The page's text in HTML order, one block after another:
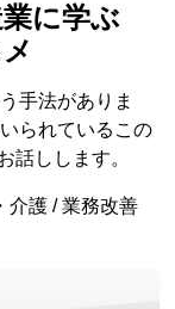
に学ぶ
手法がありま
られているこの
話しします。
介護 / 業務改善